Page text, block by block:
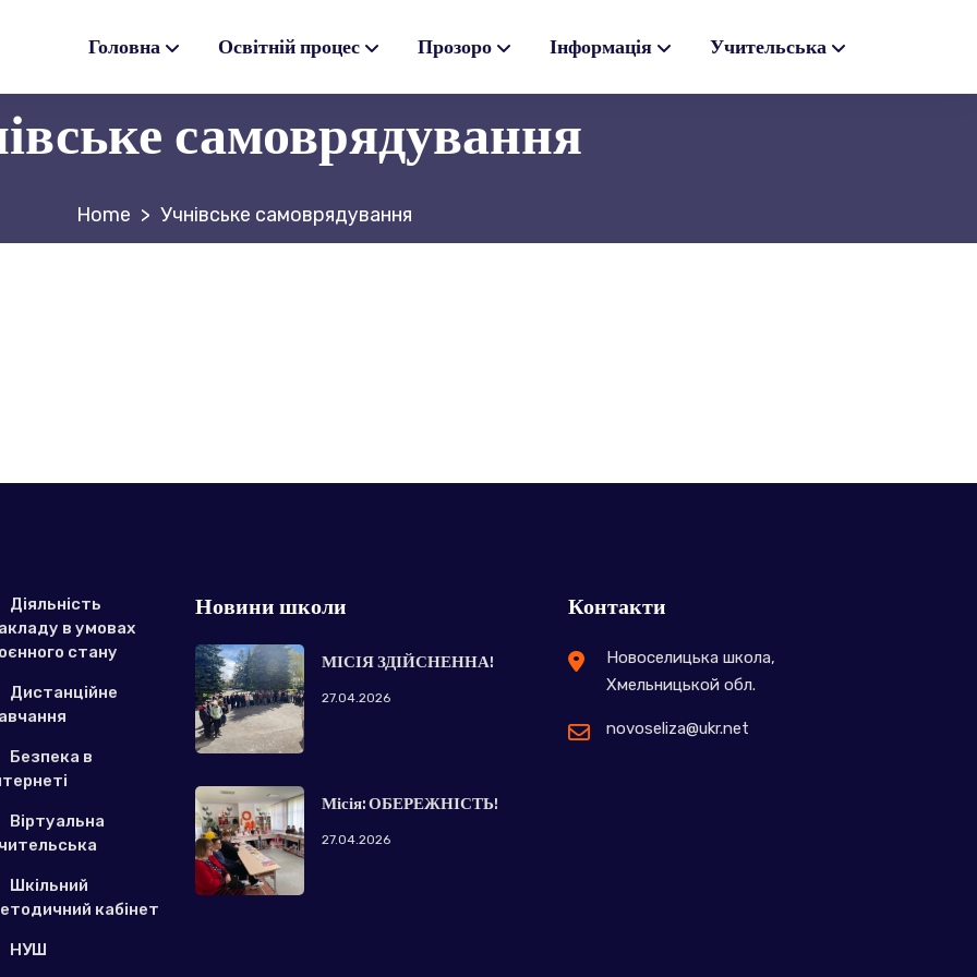
Головна Освітній процес Прозоро Інформація Учительська
самоврядування
> Учнівське самоврядування
Діяльність
в умовах
стану
Дистанційне
Безпека в
Віртуальна
Шкільний
кабінет
НУШ
Новини школи
МІСІЯ ЗДІЙСНЕННА!
27.04.2026
Місія: ОБЕРЕЖНІСТЬ!
27.04.2026
Контакти
Новоселицька школа,
Хмельницькой обл.
novoseliza@ukr.net